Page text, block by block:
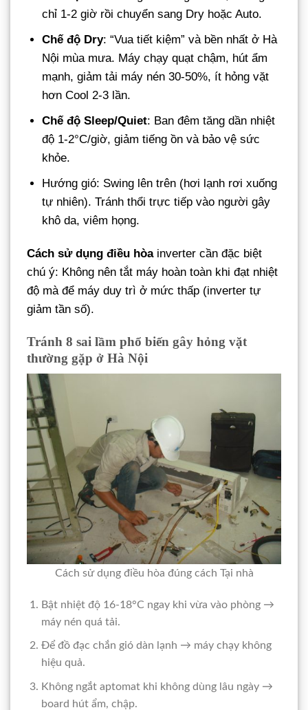
chỉ 1-2 giờ rồi chuyển sang Dry hoặc Auto.
Chế độ Dry: “Vua tiết kiệm” và bền nhất ở Hà
Nội mùa mưa. Máy chạy quạt chậm, hút ẩm
mạnh, giảm tải máy nén 30-50%, ít hỏng vặt
hơn Cool 2-3 lần.
Chế độ Sleep/Quiet: Ban đêm tăng dần nhiệt
độ 1-2°C/giờ, giảm tiếng ồn và bảo vệ sức
khỏe.
Hướng gió: Swing lên trên (hơi lạnh rơi xuống
tự nhiên). Tránh thổi trực tiếp vào người gây
khô da, viêm họng.
Cách sử dụng điều hòainverter cần đặc biệt
chú ý: Không nên tắt máy hoàn toàn khi đạt nhiệt
độ mà để máy duy trì ở mức thấp (inverter tự
giảm tần số).
Tránh 8 sai lầm phổ biến gây hỏng vặt
thường gặp ở Hà Nội
Cách sử dụng điều hòa đúng cách Tại nhà
Bật nhiệt độ 16-18°C ngay khi vừa vào phòng →
máy nén quá tải.
Để đồ đạc chắn gió dàn lạnh → máy chạy không
hiệu quả.
Không ngắt aptomat khi không dùng lâu ngày →
board hút ẩm, chập.